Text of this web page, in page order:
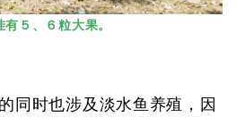
５、６粒大果。
同时也涉及淡水鱼养殖，因